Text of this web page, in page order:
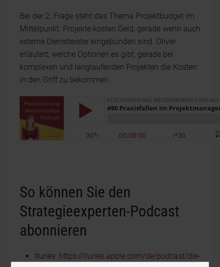
Bei der 2. Frage steht das Thema Projektbudget im
Mittelpunkt. Projekte kosten Geld, gerade wenn auch
externe Dienstleister eingebunden sind. Oliver
erläutert, welche Optionen es gibt, gerade bei
komplexen und langlaufenden Projekten die Kosten
in den Griff zu bekommen.
So können Sie den
Strategieexperten-Podcast
abonnieren
Itunes: https://itunes.apple.com/de/podcast/die-